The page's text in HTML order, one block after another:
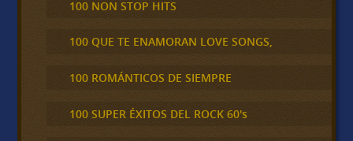
100 NON STOP HITS
100 QUE TE ENAMORAN LOVE SONGS,
100 ROMÁNTICOS DE SIEMPRE
100 SUPER ÉXITOS DEL ROCK 60's